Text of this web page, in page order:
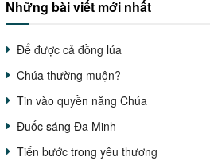
Những bài viết mới nhất
Để được cả đồng lúa
Chúa thường muộn?
Tin vào quyền năng Chúa
Đuốc sáng Đa Minh
Tiến bước trong yêu thương